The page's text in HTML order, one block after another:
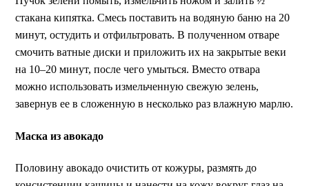
стакана кипятка. Смесь поставить на водяную баню на 20
минут, остудить и отфильтровать. В полученном отваре
смочить ватные диски и приложить их на закрытые веки
на 10–20 минут, после чего умыться. Вместо отвара
можно использовать измельченную свежую зелень,
завернув ее в сложенную в несколько раз влажную марлю.
Маска из авокадо
Половину авокадо очистить от кожуры, размять до